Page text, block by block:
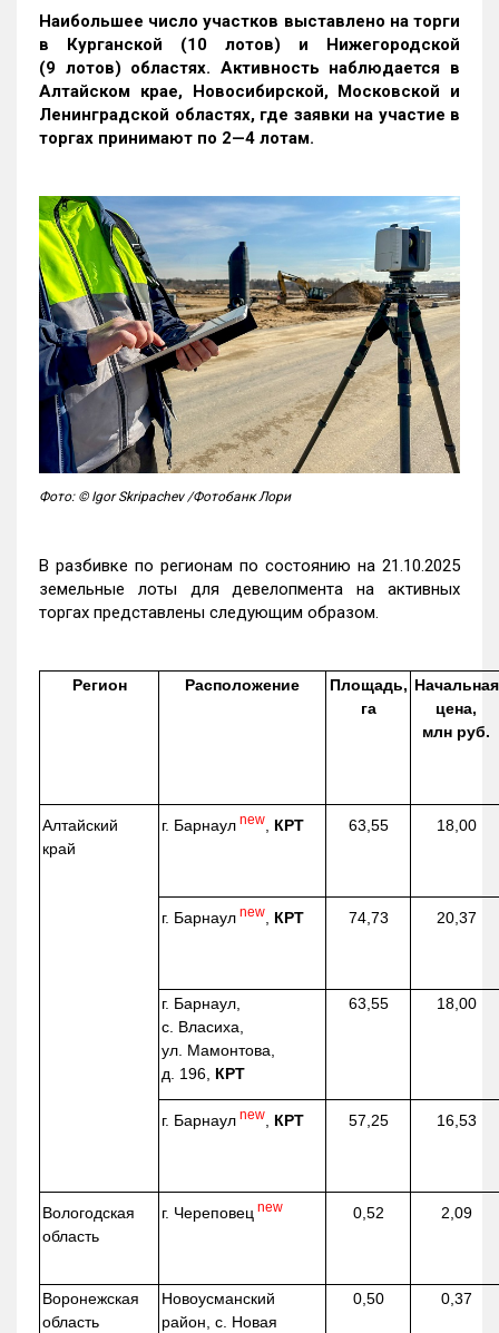
Наибольшее число участков выставлено на торги
в Курганской (10 лотов) и Нижегородской
(9 лотов) областях. Активность наблюдается в
Алтайском крае, Новосибирской, Московской и
Ленинградской областях, где заявки на участие в
торгах принимают по 2—4 лотам.
Фото: © Igor Skripachev /Фотобанк Лори
В разбивке по регионам по состоянию на 21.10.2025
земельные лоты для девелопмента на активных
торгах представлены следующим образом.
Регион Расположение
Площадь,
га
Начальная
цена,
млн руб.
Алтайский
край
г. Барнаул new КРТ 63,55 18,00
г. Барнаул new КРТ 74,73 20,37
г. Барнаул,
с. Власиха,
ул. Мамонтова,
д. 196, КРТ
63,55 18,00
г. Барнаул new КРТ 57,25 16,53
Вологодская
область
г. Череповец new 0,52 2,09
Воронежская
область
Новоусманский
район, с. Новая
0,50 0,37